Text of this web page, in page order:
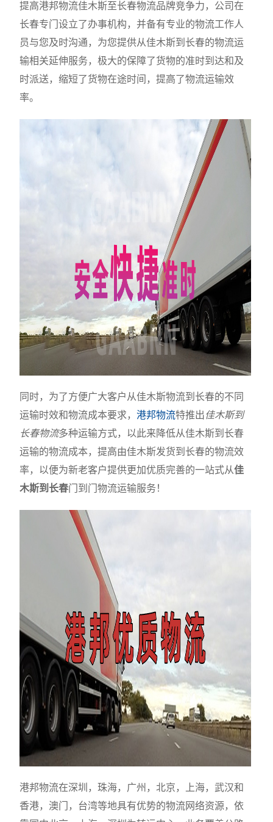
提高港邦物流佳木斯至长春物流品牌竞争力，公司在
长春专门设立了办事机构，并备有专业的物流工作人
员与您及时沟通，为您提供从佳木斯到长春的物流运
输相关延伸服务，极大的保障了货物的准时到达和及
时派送，缩短了货物在途时间，提高了物流运输效
率。
同时，为了方便广大客户从佳木斯物流到长春的不同
运输时效和物流成本要求，港邦物流特推出佳木斯到
长春物流多种运输方式，以此来降低从佳木斯到长春
运输的物流成本，提高由佳木斯发货到长春的物流效
率，以便为新老客户提供更加优质完善的一站式从佳
木斯到长春门到门物流运输服务！
港邦物流在深圳，珠海，广州，北京，上海，武汉和
香港，澳门，台湾等地具有优势的物流网络资源，依